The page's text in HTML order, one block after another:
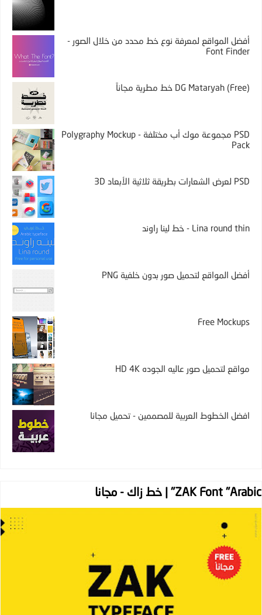
أفضل المواقع لمعرفة نوع خط محدد من خلال الصور -
Font Finder
DG Mataryah (Free) خط مطرية مجاناً
PSD مجموعة موك أب مختلفة - Polygraphy Mockup
Pack
PSD لعرض الشعارات بطريقة ثلاثية الأبعاد 3D
Lina round thin - خط لينا راوند
أفضل المواقع لتحميل صور بدون خلفية PNG
Free Mockups
مواقع لتحميل صور عاليه الجوده HD 4K
افضل الخطوط العربية للمصممين - تحميل مجانا
ZAK Font "Arabic" | خط زاك - مجانا